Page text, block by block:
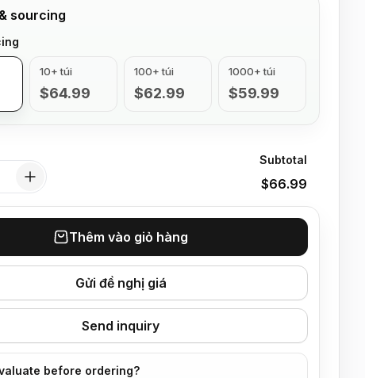
sourcing
10+ túi
$64.99
100+ túi
$62.99
1000+ túi
$59.99
Subtotal
$66.99
Thêm vào giỏ hàng
Gửi đề nghị giá
Send inquiry
before ordering?